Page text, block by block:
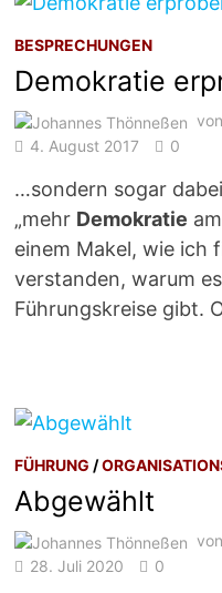
BESPRECHUNGEN
Demokratie
4. August 2017
0
…sondern sogar
„mehr Demokratie
einem Makel, wie ich
verstanden, warum
Führungskreise gibt.
FÜHRUNG /
Abgewählt
28. Juli 2020
0